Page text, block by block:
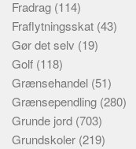
Fradrag (114)
Fraflytningsskat (43)
Gør det selv (19)
Golf (118)
Grænsehandel (51)
Grænsependling (280)
Grunde jord (703)
Grundskoler (219)